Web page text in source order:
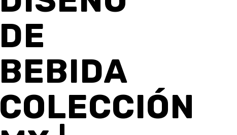
DE
BEBIDA
COLECCIÓN